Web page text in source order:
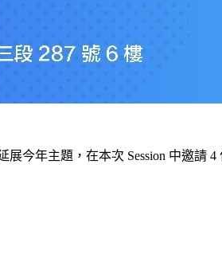
展今年主題，在本次 Session 中邀